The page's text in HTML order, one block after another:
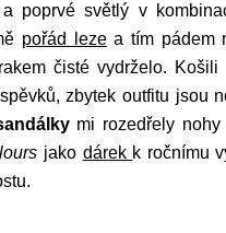
poprvé světlý v
pořád lezea tím pádem
čisté vydrželo.
zbytek outfitu jsou
mi rozedřely nohy
jako dárek k ročnímu